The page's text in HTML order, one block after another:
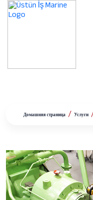
Домашняя страница / Услуги